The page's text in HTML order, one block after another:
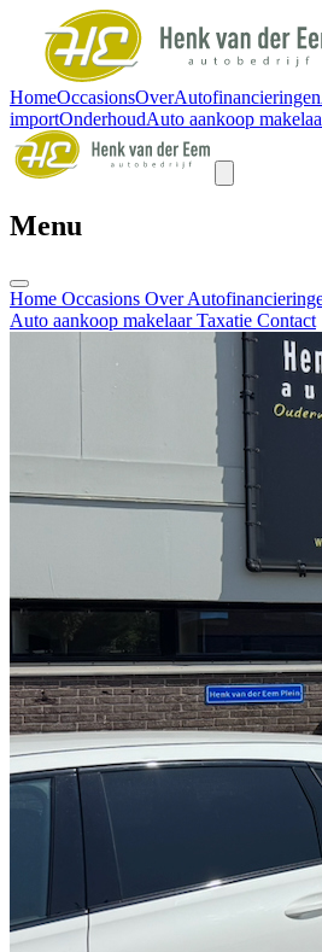
HomeOccasionsOverAutofinancieringen
importOnderhoudAuto aankoop
Menu
Home Occasions Over
Auto aankoop makelaarTaxatie Contact